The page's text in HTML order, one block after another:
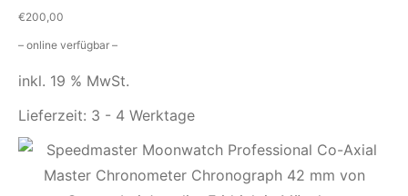
€200,00
– online verfügbar –
inkl. 19 % MwSt.
Lieferzeit: 3 - 4 Werktage